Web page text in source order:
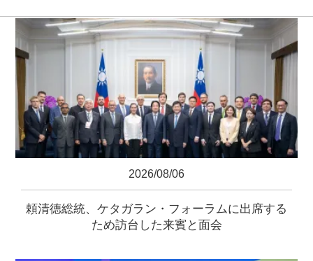
2026/08/06
頼清徳総統、ケタガラン・フォーラムに出席する
ため訪台した来賓と面会